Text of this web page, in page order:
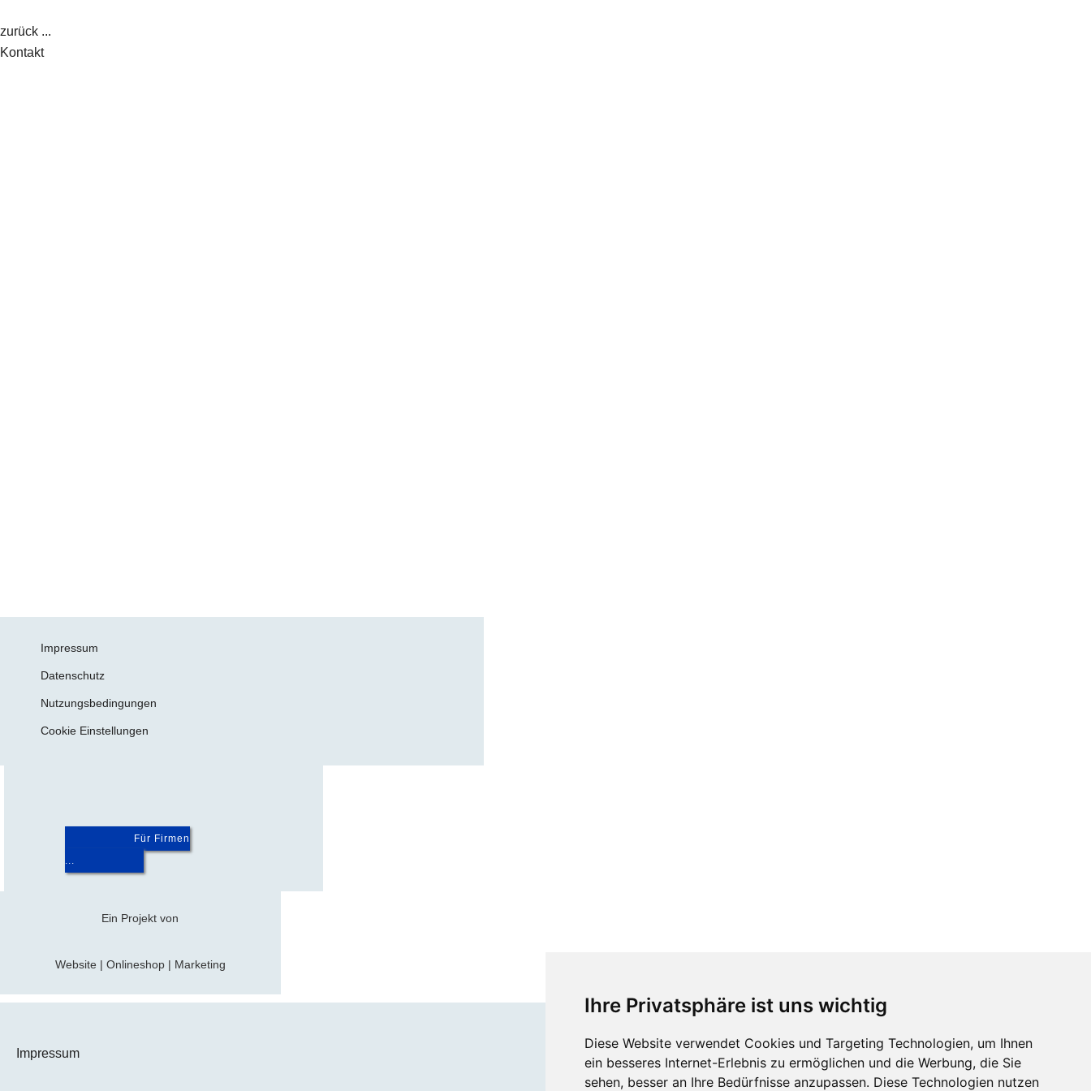
Ihre Privatsphäre ist uns wichtig
Diese Website verwendet Cookies und Targeting Technologien, um Ihnen
ein besseres Internet-Erlebnis zu ermöglichen und die Werbung, die Sie
sehen, besser an Ihre Bedürfnisse anzupassen. Diese Technologien nutzen
Inhalt
springen
zurück ...
Kontakt
Impressum
Datenschutz
Nutzungsbedingungen
Cookie Einstellungen
Für Firmen
...
Ein Projekt von
Website | Onlineshop | Marketing
Impressum